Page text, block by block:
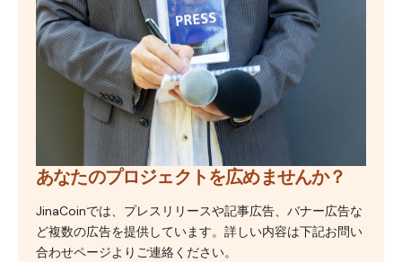
あなたのプロジェクトを広めませんか？
JinaCoinでは、プレスリリースや記事広告、バナー広告な
ど複数の広告を提供しています。詳しい内容は下記お問い
合わせページよりご連絡ください。